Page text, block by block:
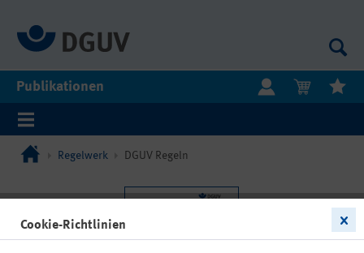
Publikationen
Regelwerk DGUV Regeln
Cookie-Richtlinien